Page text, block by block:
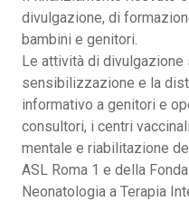
divulgazione, di
bambini e genitori.
Le attività di
sensibilizzazione e la
informativo a genitori e
consultori, i centri
mentale e riabilitazione
ASL Roma 1 e della
Neonatologia a Terapia